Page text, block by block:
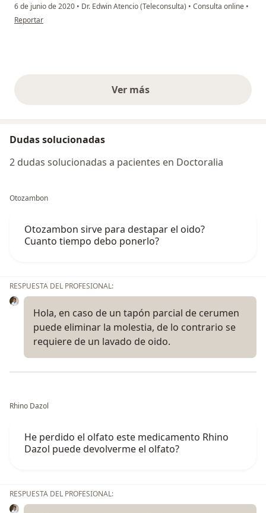
6 de junio de 2020 • Dr. Edwin Atencio (Teleconsulta) • Consulta online •
en opinión del usuario K
Reportar
Ver másopiniones anteriores
Dudas solucionadas
2 dudas solucionadas a pacientes en Doctoralia
Otozambon
Otozambon sirve para destapar el oido?
Cuanto tiempo debo ponerlo?
RESPUESTA DEL PROFESIONAL:
Hola, en caso de un tapón parcial de cerumen
puede eliminar la molestia, de lo contrario se
requiere de un lavado de oido.
Rhino Dazol
He perdido el olfato este medicamento Rhino
Dazol puede devolverme el olfato?
RESPUESTA DEL PROFESIONAL: